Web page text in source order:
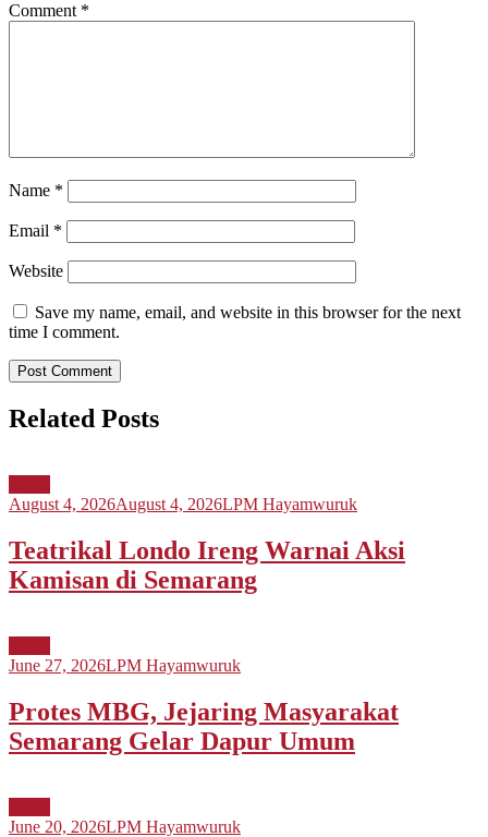
Comment *
Name *
Email *
Website
Save my name, email, and website in this browser for the next
time I comment.
Related Posts
August 4, 2026August 4, 2026LPM Hayamwuruk
Teatrikal Londo Ireng Warnai Aksi
Kamisan di Semarang
June 27, 2026LPM Hayamwuruk
Protes MBG, Jejaring Masyarakat
Semarang Gelar Dapur Umum
June 20, 2026LPM Hayamwuruk